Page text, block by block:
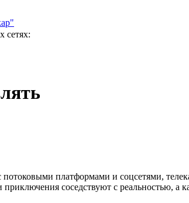
сетях:
платформами и соцсетями,
соседствуют с реальностью, а